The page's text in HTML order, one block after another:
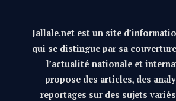
Jallale.net est un site
qui se distingue par sa
l’actualité nationale et
propose des articles, des
reportages sur des sujets